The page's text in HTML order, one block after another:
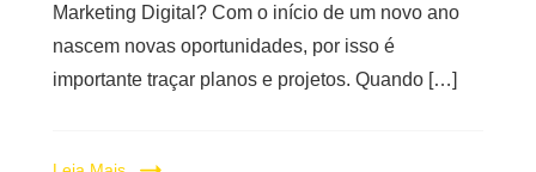
Marketing Digital? Com o início de um novo ano
nascem novas oportunidades, por isso é
importante traçar planos e projetos. Quando […]